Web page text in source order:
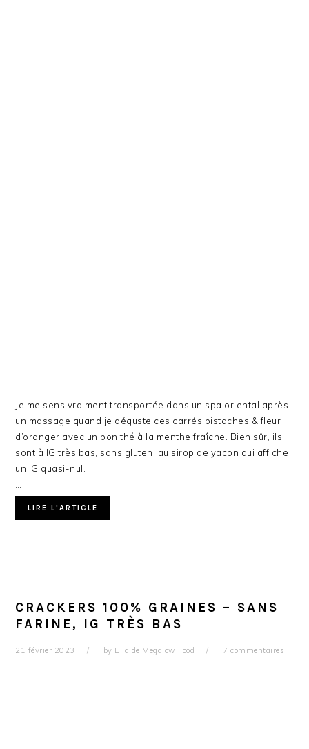
Je me sens vraiment transportée dans un spa oriental après
un massage quand je déguste ces carrés pistaches & fleur
d’oranger avec un bon thé à la menthe fraîche. Bien sûr, ils
sont à IG très bas, sans gluten, au sirop de yacon qui affiche
un IG quasi-nul.
LIRE L'ARTICLE
CRACKERS 100% GRAINES – SANS
FARINE, IG TRÈS BAS
21 février 2023 by Ella de Megalow Food 7 commentaires